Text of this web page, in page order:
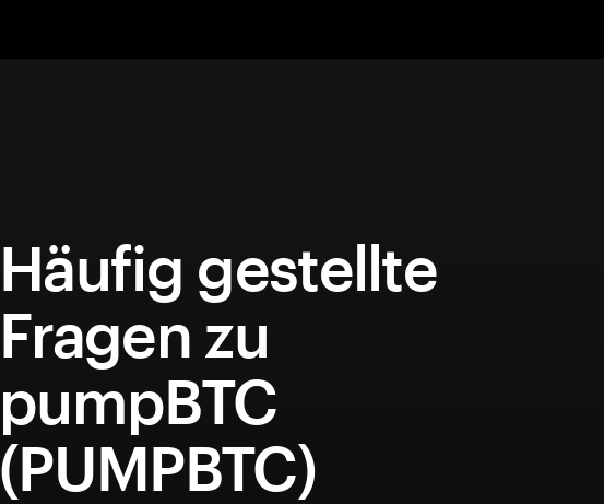
Häufig gestellte
Fragen zu
pumpBTC
(PUMPBTC)